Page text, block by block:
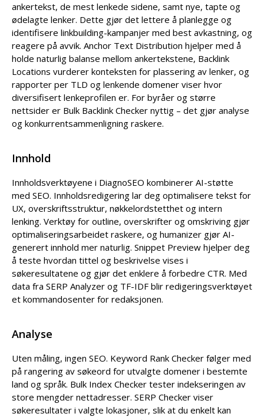
ankertekst, de mest lenkede sidene, samt nye, tapte og
ødelagte lenker. Dette gjør det lettere å planlegge og
identifisere linkbuilding-kampanjer med best avkastning, og
reagere på avvik. Anchor Text Distribution hjelper med å
holde naturlig balanse mellom ankertekstene, Backlink
Locations vurderer konteksten for plassering av lenker, og
rapporter per TLD og lenkende domener viser hvor
diversifisert lenkeprofilen er. For byråer og større
nettsider er Bulk Backlink Checker nyttig – det gjør analyse
og konkurrent­sammenligning raskere.
Innhold
Innholdsverktøyene i DiagnoSEO kombinerer AI-støtte
med SEO. Innholdsredigering lar deg optimalisere tekst for
UX, overskriftsstruktur, nøkkelordstetthet og intern
lenking. Verktøy for outline, overskrifter og omskriving gjør
optimaliseringsarbeidet raskere, og humanizer gjør AI-
generert innhold mer naturlig. Snippet Preview hjelper deg
å teste hvordan tittel og beskrivelse vises i
søkeresultatene og gjør det enklere å forbedre CTR. Med
data fra SERP Analyzer og TF-IDF blir redigeringsverktøyet
et kommandosenter for redaksjonen.
Analyse
Uten måling, ingen SEO. Keyword Rank Checker følger med
på rangering av søkeord for utvalgte domener i bestemte
land og språk. Bulk Index Checker tester indekseringen av
store mengder nettadresser. SERP Checker viser
søkeresultater i valgte lokasjoner, slik at du enkelt kan